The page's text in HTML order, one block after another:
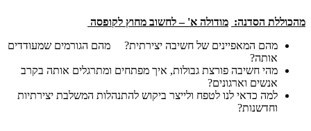
מהכוללת הסדנה: מודולה א' – לחשוב מחוץ לקופסה
מהם המאפיינים של חשיבה יצירתית? מהם הגורמים שמעודדים
אותה?
מהי חשיבה פורצת גבולות, איך מפתחים ומתרגלים אותה בקרב
אנשים וארגונים?
למה כדאי לנו לטפח ולייצר ביקוש להתנהלות המשלבת יצירתיות
וחדשנות?